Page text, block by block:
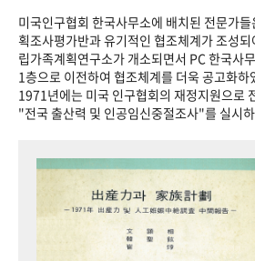
미국인구협회 한국사무소에 배치된 전문가
획조사평가반과 유기적인 협조체계가 조성
립가족계획연구소가 개소되면서 PC 한국사
1층으로 이전하여 협조체계를 더욱 공고화하
1971년에는 미국 인구협회의 재정지원으로
"전국 출산력 및 인공임신중절조사"를 실시